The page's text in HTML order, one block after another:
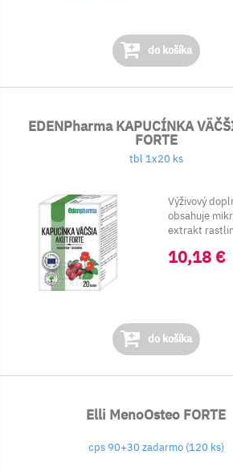
do košíka
EDENPharma KAPUCÍNKA
FORTE
tbl 1x20 ks
Výživový
obsahuje
extrakt
10,18 €
do košíka
Elli MenoOsteo FORTE
cps 90+30 zadarmo (120 ks)